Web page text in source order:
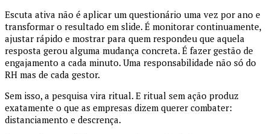
Escuta ativa não é aplicar um questionário uma vez por ano e
transformar o resultado em slide. É monitorar continuamente,
ajustar rápido e mostrar para quem respondeu que aquela
resposta gerou alguma mudança concreta. É fazer gestão de
engajamento a cada minuto. Uma responsabilidade não só do
RH mas de cada gestor.
Sem isso, a pesquisa vira ritual. E ritual sem ação produz
exatamente o que as empresas dizem querer combater:
distanciamento e descrença.